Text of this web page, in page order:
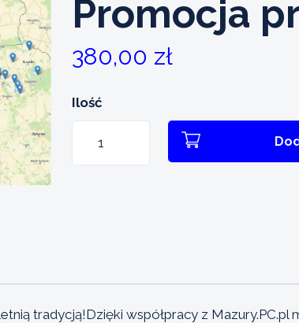
Promocja
380,00 zł
Ilość
Wizytówka
tradycją!Dzięki współpracy z Mazury.PC.pl